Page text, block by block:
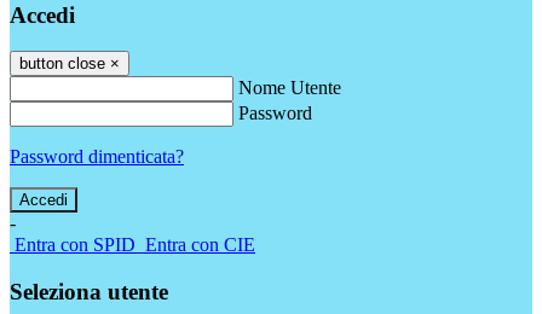
Accedi
button close ×
Nome Utente
Password
Password dimenticata?
-
Entra con SPID Entra con CIE
Seleziona utente